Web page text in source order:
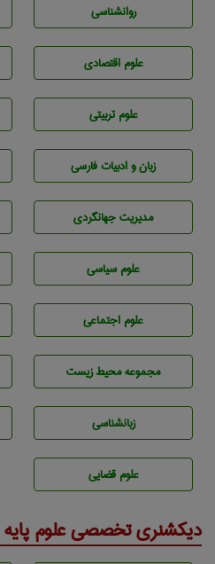
روانشناسی
علوم اقتصادی
علوم تربيتی
زبان و ادبيات فارسی
مديريت جهانگردی
علوم سياسی
علوم اجتماعی
مجموعه محيط زيست
زبانشناسی
علوم قضایی
دیکشنری تخصصی علوم پایه